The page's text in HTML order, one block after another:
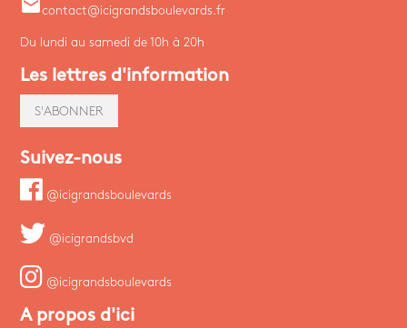
emailcontact@icigrandsboulevards.fr
Du lundi au samedi de 10h à 20h
Les lettres d'information
S'ABONNER
Suivez-nous
@icigrandsboulevards
@icigrandsbvd
@icigrandsboulevards
A propos d'ici